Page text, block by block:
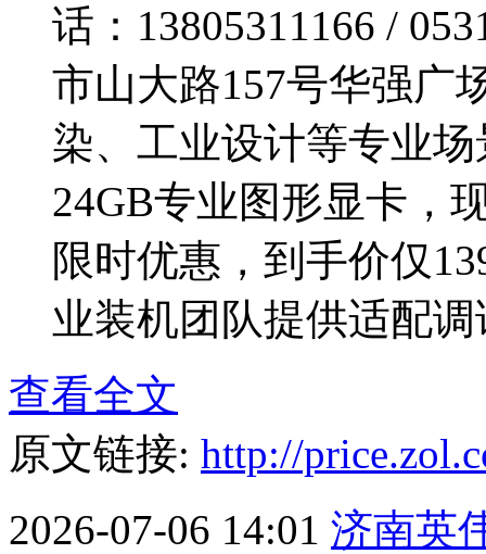
话：13805311166 /
市山大路157号华强广
染、工业设计等专业
24GB专业图形显卡，
限时优惠，到手价仅
业装机团队提供适配
查看全文
原文链接: http://
2026-07-06 14:01 济南英